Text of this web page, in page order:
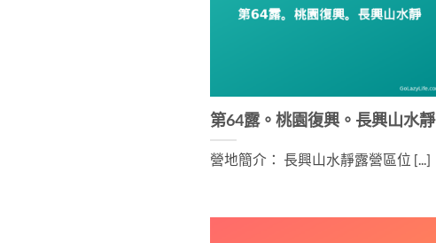
第64露。桃園復興。長興山水靜
營地簡介： 長興山水靜露營區位 [...]